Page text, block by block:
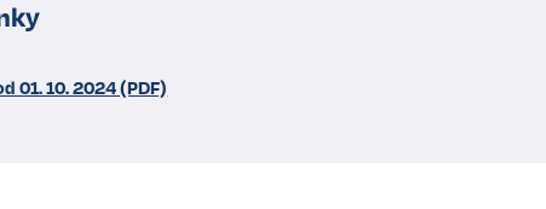
01. 10. 2024 (PDF)